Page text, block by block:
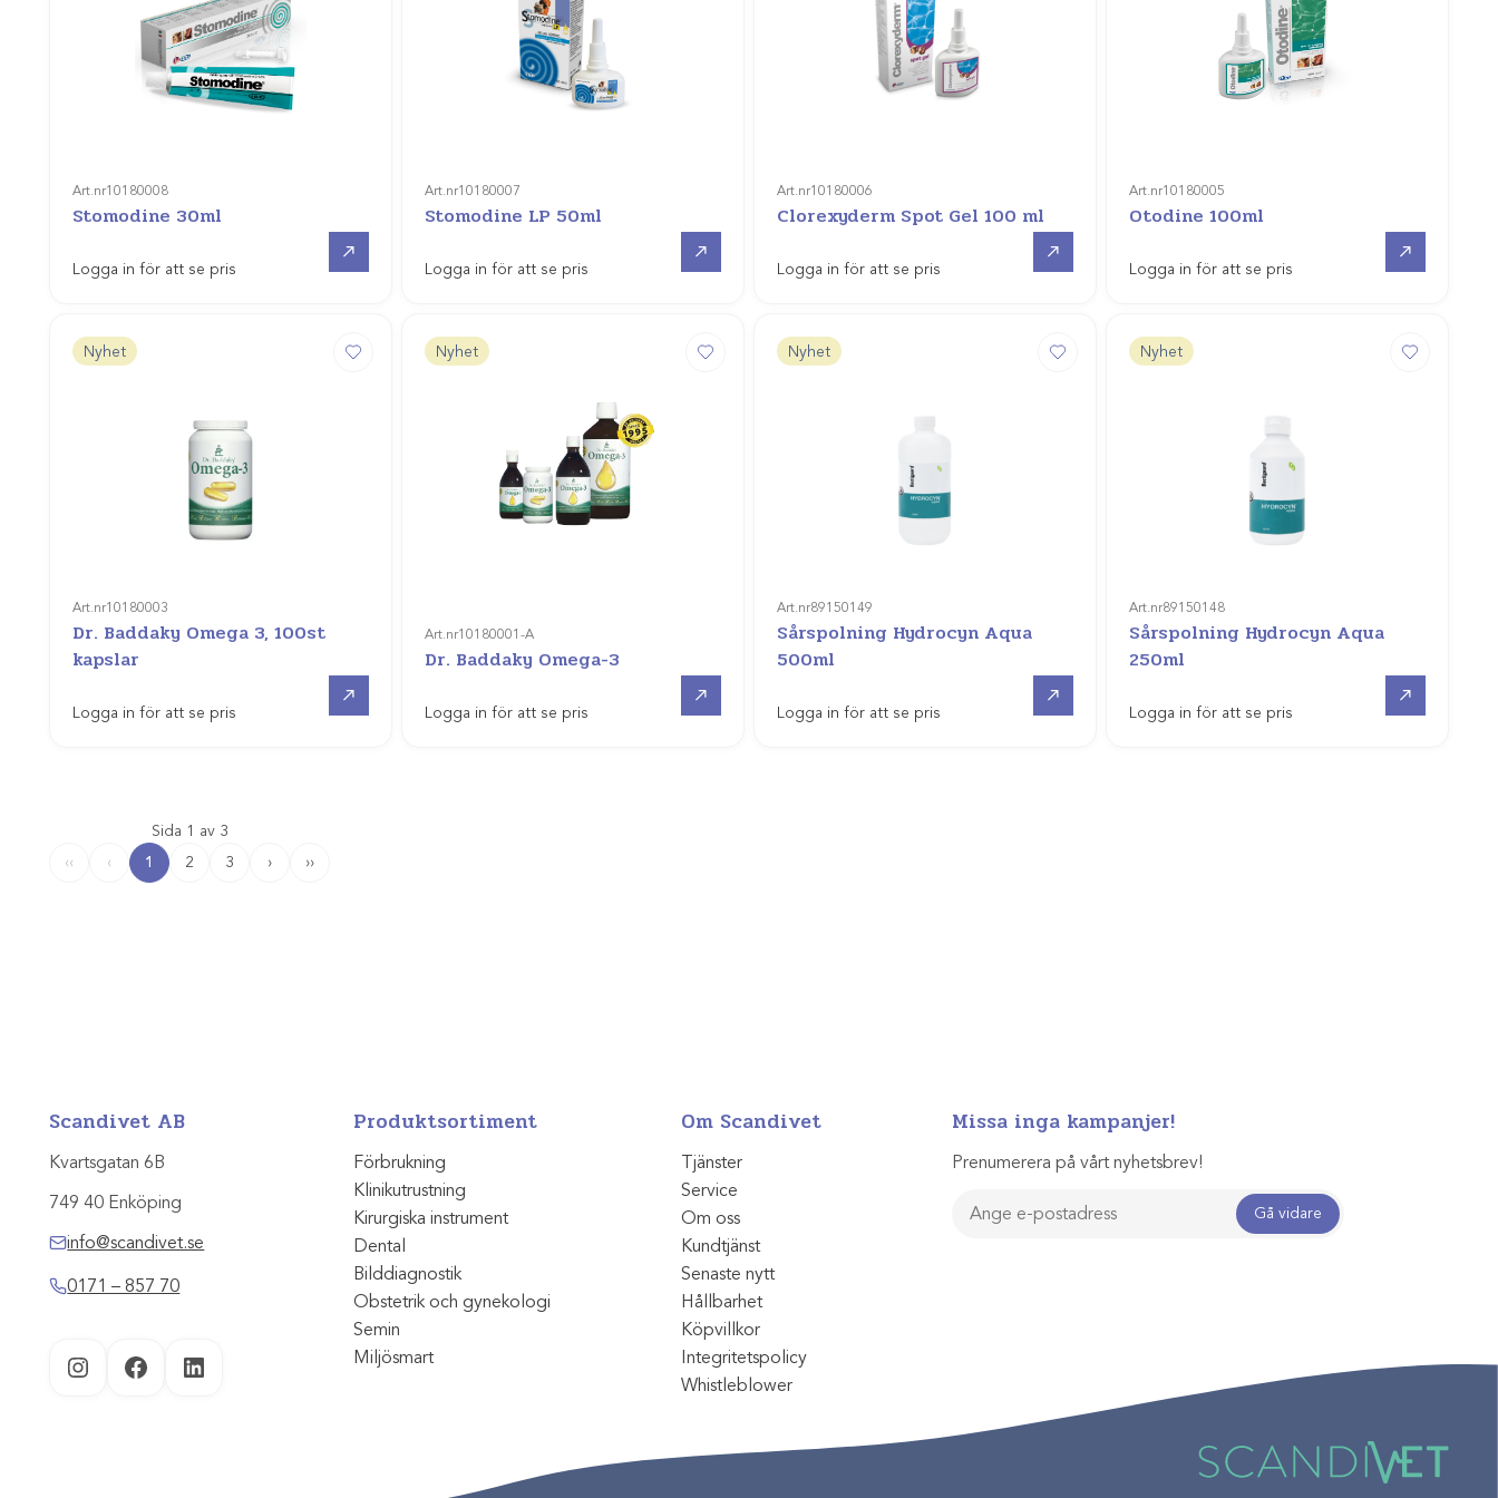
Art.nr10180008
Stomodine 30ml
Logga in för att se pris
Art.nr10180007
Stomodine LP 50ml
Logga in för att se pris
Art.nr10180006
Clorexyderm Spot Gel 100 ml
Logga in för att se pris
Art.nr10180005
Otodine 100ml
Logga in för att se pris
Nyhet
Art.nr10180003
Dr. Baddaky Omega 3, 100st
kapslar
Logga in för att se pris
Nyhet
Art.nr10180001-A
Dr. Baddaky Omega-3
Logga in för att se pris
Nyhet
Art.nr89150149
Sårspolning Hydrocyn Aqua
500ml
Logga in för att se pris
Nyhet
Art.nr89150148
Sårspolning Hydrocyn Aqua
250ml
Logga in för att se pris
Sida 1 av 3
‹‹
‹ 1 2 3 › ››
Scandivet AB
Kvartsgatan 6B
749 40 Enköping
info@scandivet.se
0171 – 857 70
Instagram
FacebookLinkedIn
Produktsortiment
Förbrukning
Klinikutrustning
Kirurgiska instrument
Dental
Bilddiagnostik
Obstetrik och gynekologi
Semin
Miljösmart
Om Scandivet
Tjänster
Service
Om oss
Kundtjänst
Senaste nytt
Hållbarhet
Köpvillkor
Integritetspolicy
Whistleblower
Missa inga kampanjer!
Prenumerera på vårt nyhetsbrev!
Gå vidare